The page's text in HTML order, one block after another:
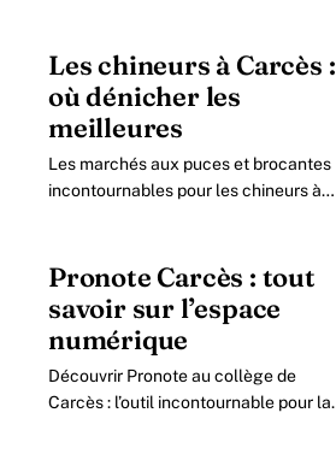
Les chineurs à Carcès :
où dénicher les
meilleures
Les marchés aux puces et brocantes
incontournables pour les chineurs à
de la Provence.
Pronote Carcès : tout
savoir sur l’espace
numérique
Découvrir Pronote au collège de
Carcès : l’outil incontournable pour la